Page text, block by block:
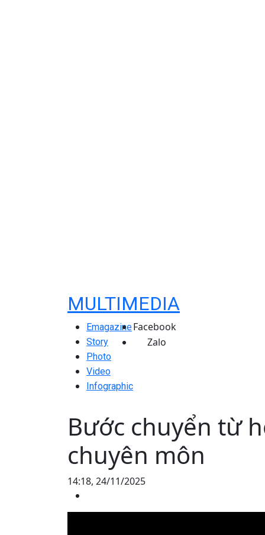
MULTIMEDIA
Emagazine
Story
Photo
Video
Infographic
Facebook
Zalo
Bước chuyển từ
chuyên môn
14:18, 24/11/2025